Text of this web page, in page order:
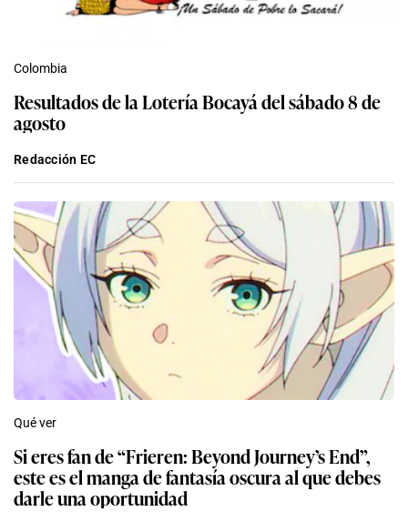
Colombia
Resultados de la Lotería Bocayá del sábado 8 de
agosto
Redacción EC
Qué ver
Si eres fan de “Frieren: Beyond Journey’s End”,
este es el manga de fantasía oscura al que debes
darle una oportunidad